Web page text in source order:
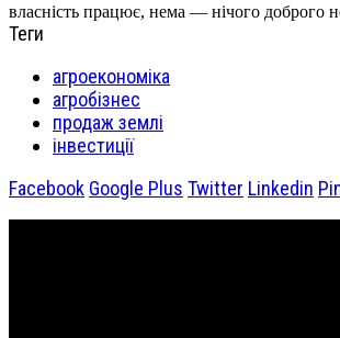
власність працює, нема — нічого доброго
Теги
агроекономіка
агробізнес
продаж землі
інвестиції
Facebook Google Plus Twitter Linkedin